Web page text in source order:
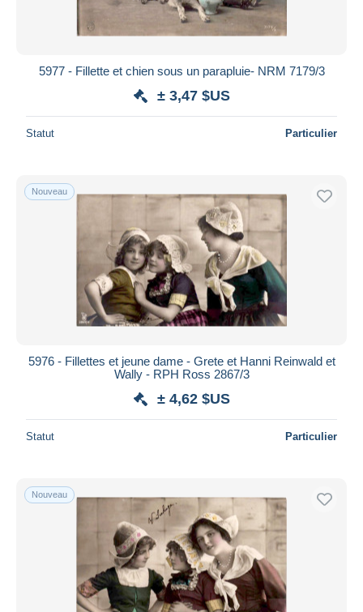
5977 - Fillette et chien sous un parapluie- NRM 7179/3
± 3,47 $US
Statut Particulier
Nouveau
5976 - Fillettes et jeune dame - Grete et Hanni Reinwald et
Wally - RPH Ross 2867/3
± 4,62 $US
Statut Particulier
Nouveau